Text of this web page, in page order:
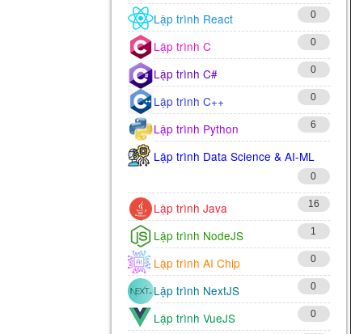
Lập trình React 0
Lập trình C 0
Lập trình C# 0
Lập trình C++ 0
Lập trình Python 6
Lập trình Data Science & AI-ML
0
Lập trình Java 16
Lập trình NodeJS 1
Lập trình AI Chip 0
Lập trình NextJS 0
Lập trình VueJS 0